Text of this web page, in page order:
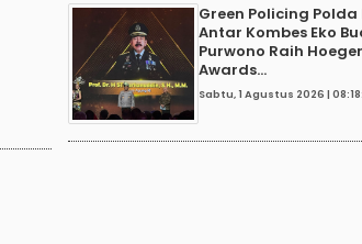
Green Policing Polda
Antar Kombes Eko
Purwono Raih
Awards...
Sabtu, 1 Agustus 2026 |